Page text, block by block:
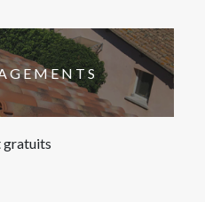
gratuits